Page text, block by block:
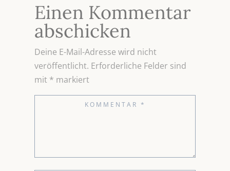
Einen Kommentar
abschicken
Deine E-Mail-Adresse wird nicht
veröffentlicht. Erforderliche Felder sind
mit * markiert